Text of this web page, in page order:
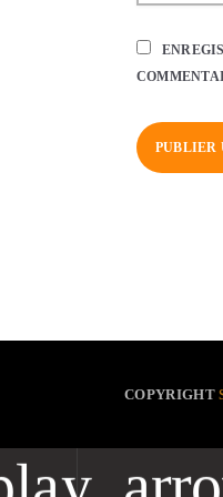
COPYRIGHT